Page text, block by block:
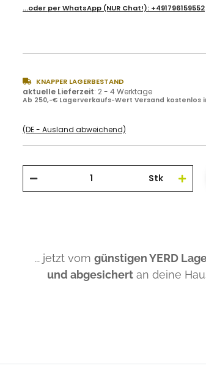
...oder perWhatsApp (NUR Chat!): +491796159552
KNAPPER LAGERBESTAND
aktuelle Lieferzeit: 2 - 4 Werktage
Ab 250,-€ Lagerverkaufs-Wert Versand kostenlos
(DE - Ausland abweichend)
Stk
... jetzt vom günstigen YERD
und abgesichert an deine